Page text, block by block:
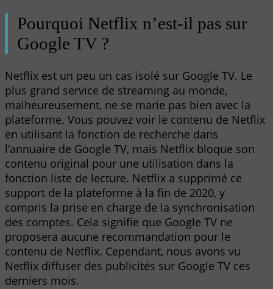
Pourquoi Netflix n’est-il pas sur
Google TV ?
Netflix est un peu un cas isolé sur Google TV. Le
plus grand service de streaming au monde,
malheureusement, ne se marie pas bien avec la
plateforme. Vous pouvez voir le contenu de Netflix
en utilisant la fonction de recherche dans
l’annuaire de Google TV, mais Netflix bloque son
contenu original pour une utilisation dans la
fonction liste de lecture. Netflix a supprimé ce
support de la plateforme à la fin de 2020, y
compris la prise en charge de la synchronisation
des comptes. Cela signifie que Google TV ne
proposera aucune recommandation pour le
contenu de Netflix. Cependant, nous avons vu
Netflix diffuser des publicités sur Google TV ces
derniers mois.